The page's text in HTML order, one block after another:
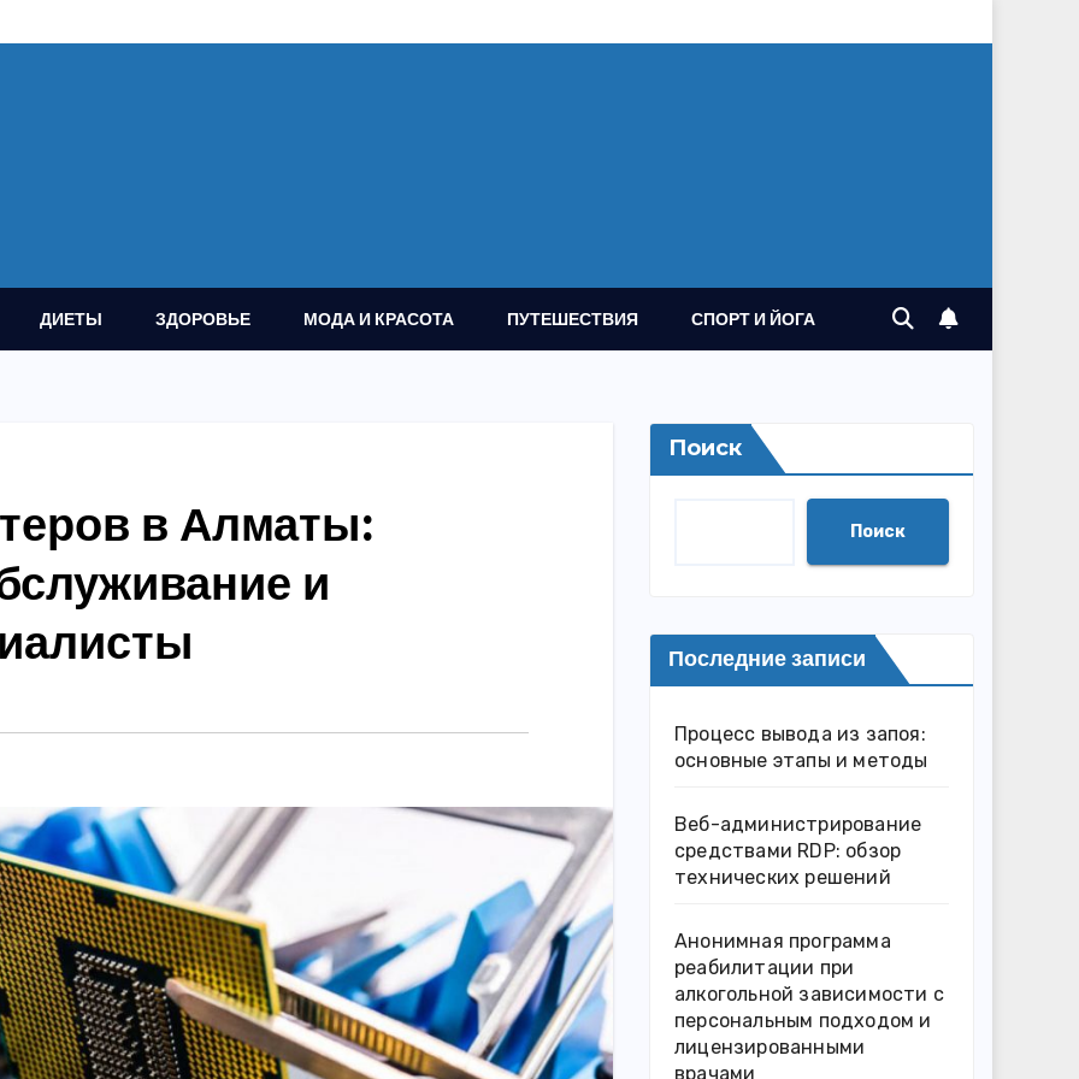
ДИЕТЫ ЗДОРОВЬЕ МОДА И КРАСОТА ПУТЕШЕСТВИЯ СПОРТ И ЙОГА
в Алматы:
и
Поиск
Поиск
Последние записи
Процесс вывода из запоя:
основные этапы и методы
Веб-администрирование
средствами RDP: обзор
технических решений
Анонимная программа
реабилитации при
алкогольной зависимости с
персональным подходом и
лицензированными
врачами